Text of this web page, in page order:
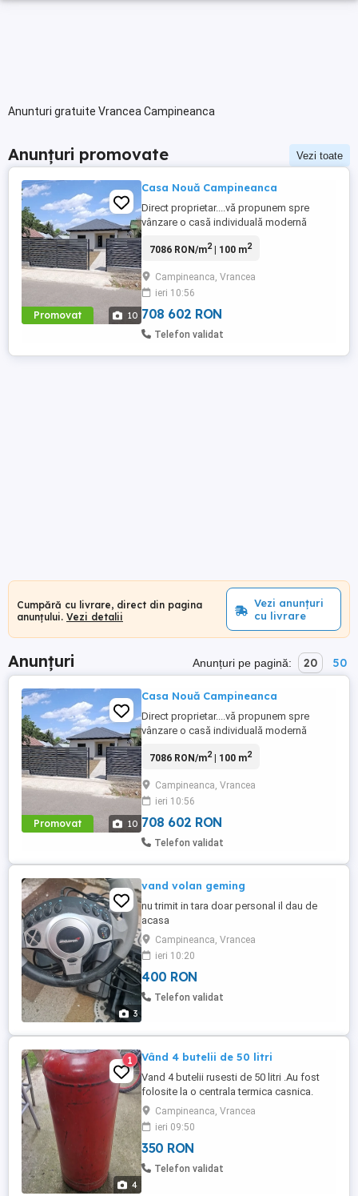
Anunturi gratuite Vrancea Campineanca
Anunțuri promovate Vezi toate
Promovat 10
Casa Nouă Campineanca
Direct proprietar....vă propunem spre
vânzare o casă individuală modernă
Campineanca (zona Tei - mai puțin de 2
construită din cărămidă Porotherm și are
izolație termică exterioară , detalii care
garantează costuri minime de întreținere ...
7086 RON/m2| 100 m2
Campineanca, Vrancea
ieri 10:56
708 602 RON
Telefon validat
Cumpără cu livrare, direct din pagina
anunțului. Vezi detalii
Vezi anunțuri
cu livrare
Anunțuri Anunțuri pe pagină: 20 50
Promovat 10
Casa Nouă Campineanca
Direct proprietar....vă propunem spre
vânzare o casă individuală modernă
Campineanca (zona Tei - mai puțin de 2
construită din cărămidă Porotherm și are
izolație termică exterioară , detalii care
garantează costuri minime de întreținere ...
7086 RON/m2| 100 m2
Campineanca, Vrancea
ieri 10:56
708 602 RON
Telefon validat
3
vand volan geming
nu trimit in tara doar personal il dau de
acasa
Campineanca, Vrancea
ieri 10:20
400 RON
Telefon validat
4
1 Vând 4 butelii de 50 litri
Vand 4 butelii rusesti de 50 litri .Au fost
folosite la o centrala termica casnica.
Predare personala de la domiciliu. 350 LEI
BUCATA
Campineanca, Vrancea
ieri 09:50
350 RON
Telefon validat